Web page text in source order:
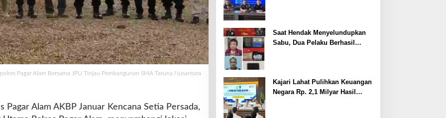
Pagar Alam Bersama JPU Tinjau Pembangunan SMA Taruna Nusantara
Pagar Alam AKBP Januar Kencana Setia Persada,
Saat Hendak Menyelundupkan
Sabu, Dua Pelaku Berhasil
Kajari Lahat Pulihkan Keuangan
Negara Rp. 2,1 Milyar Hasil